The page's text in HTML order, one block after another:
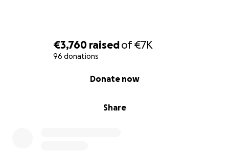
€3,760 raisedof€7K
96 donations
Share
Donate now